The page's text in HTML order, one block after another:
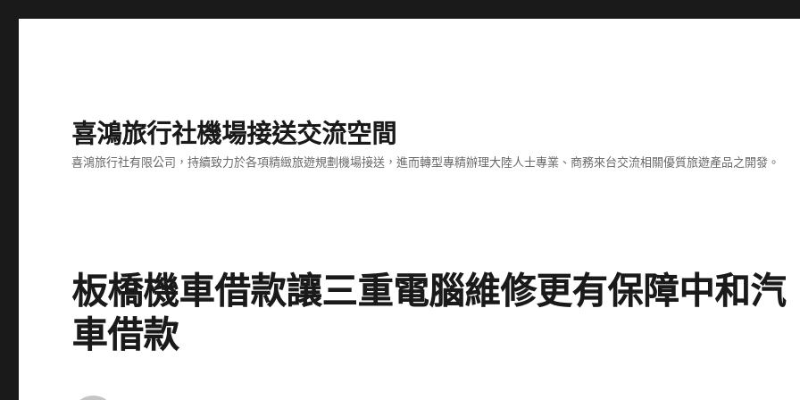
喜鴻旅行社機場接送交流空間
喜鴻旅行社有限公司，持續致力於各項精緻旅遊規劃機場接送，進而轉型專精辦理大陸人士專業、商務來台交流相關優質旅遊產品之開發。
板橋機車借款讓三重電腦維修更有保障中和汽
車借款